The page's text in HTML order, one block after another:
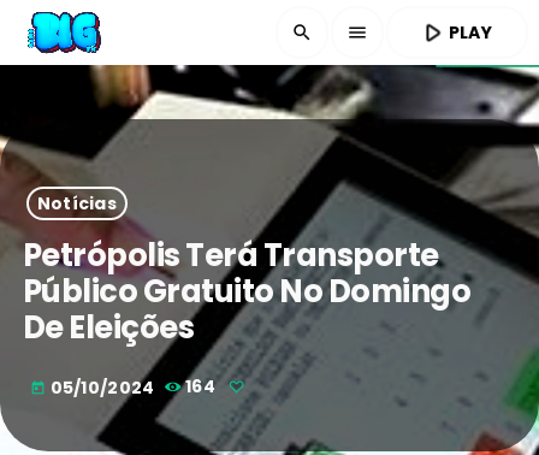
search menu play_arrow PLAY
Notícias
Petrópolis Terá Transporte
Público Gratuito No Domingo
De Eleições
today 05/10/2024 164